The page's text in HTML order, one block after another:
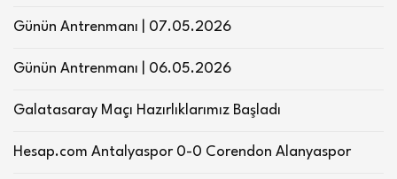
Günün Antrenmanı | 07.05.2026
Günün Antrenmanı | 06.05.2026
Galatasaray Maçı Hazırlıklarımız Başladı
Hesap.com Antalyaspor 0-0 Corendon Alanyaspor